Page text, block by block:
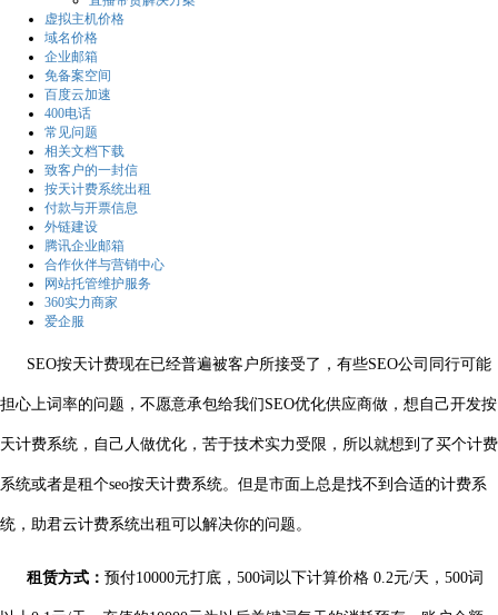
虚拟主机价格
域名价格
企业邮箱
免备案空间
百度云加速
400电话
常见问题
相关文档下载
致客户的一封信
按天计费系统出租
付款与开票信息
外链建设
腾讯企业邮箱
合作伙伴与营销中心
网站托管维护服务
360实力商家
爱企服
SEO按天计费现在已经普遍被客户所接受了，有些SEO公司同行可能
担心上词率的问题，不愿意承包给我们SEO优化供应商做，想自己开发按
天计费系统，自己人做优化，苦于技术实力受限，所以就想到了买个计费
系统或者是租个seo按天计费系统。但是市面上总是找不到合适的计费系
统，助君云计费系统出租可以解决你的问题。
租赁方式： 预付10000元打底，500词以下计算价格 0.2元/天，500词